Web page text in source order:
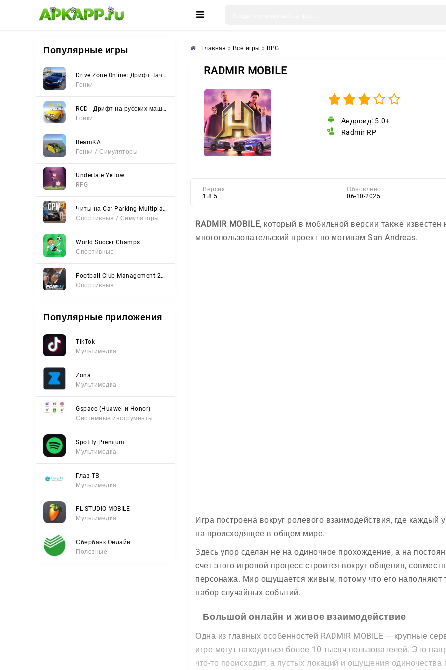
🌸 🌼 🌺
Популярные игры
Drive Zone Online: Дрифт Тачки
Гонки
RCD - Дрифт на русских машинах
Гонки
BeamKA
Гонки / Симуляторы
Undertale Yellow
RPG
Читы на Car Parking Multiplayer 2 (Все открыто, Мод-Меню)
Спортивные / Симуляторы
World Soccer Champs
Спортивные
Football Club Management 2023
Спортивные
Популярные приложения
TikTok
Мультимедиа
Zona
Мультимедиа
Gspace (Huawei и Honor)
Системные инструменты
Spotify Premium
Мультимедиа
Глаз ТВ
Мультимедиа
FL STUDIO MOBILE
Мультимедиа
Сбербанк Онлайн
Полезные
Главная » Все игры » RPG
RADMIR MOBILE
Андроид: 5.0+
Radmir RP
Версия
1.8.5
Обновлено
06-10-2025
RADMIR MOBILE, который в мобильной версии также известен
многопользовательский проект по мотивам San Andreas.
Игра построена вокруг ролевого взаимодействия, где каждый
на происходящее в общем мире.
Здесь упор сделан не на одиночное прохождение, а на
счет этого игровой процесс строится вокруг общения,
персонажа. Мир ощущается живым, потому что его наполняют
набор случайных событий.
Большой онлайн и живое взаимодействие
Одна из главных особенностей RADMIR MOBILE — крупные
игре могут находиться более 10 тысяч пользователей. Это
что-то происходит, а пустых локаций и ощущения одиночества